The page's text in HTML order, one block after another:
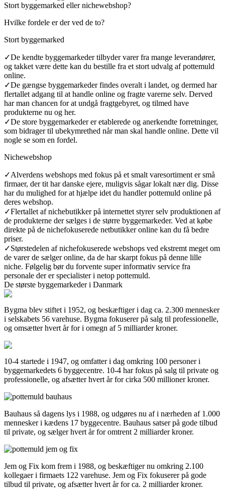
Stort byggemarked eller nichewebshop?
Hvilke fordele er der ved de to?
Stort byggemarked
✓De kendte byggemarkeder tilbyder varer fra mange leverandører,
og takket være dette kan du bestille fra et stort udvalg af pottemuld
online.
✓De gængse byggemarkeder findes overalt i landet, og dermed har
flertallet adgang til at handle online og fragte varerne selv. Derved
har man chancen for at undgå fragtgebyret, og tilmed have
produkterne nu og her.
✓De store byggemarkeder er etablerede og anerkendte forretninger,
som bidrager til ubekymrethed når man skal handle online. Dette vil
nogle se som en fordel.
Nichewebshop
✓Alverdens webshops med fokus på et smalt varesortiment er små
firmaer, der tit har danske ejere, muligvis sågar lokalt nær dig. Disse
har du mulighed for at hjælpe idet du handler pottemuld online på
deres webshop.
✓Flertallet af nichebutikker på internettet styrer selv produktionen af
de produkterne der sælges i de større byggemarkeder. Ved at købe
direkte på de nichefokuserede netbutikker online kan du få bedre
priser.
✓Størstedelen af nichefokuserede webshops ved ekstremt meget om
de varer de sælger online, da de har skarpt fokus på denne lille
niche. Følgelig bør du forvente super informativ service fra
personale der er specialister i netop pottemuld.
De største byggemarkeder i Danmark
Bygma blev stiftet i 1952, og beskæftiger i dag ca. 2.300 mennesker
i selskabets 56 varehuse. Bygma fokuserer på salg til professionelle,
og omsætter hvert år for i omegn af 5 milliarder kroner.
10-4 startede i 1947, og omfatter i dag omkring 100 personer i
byggemarkedets 6 byggecentre. 10-4 har fokus på salg til private og
professionelle, og afsætter hvert år for cirka 500 millioner kroner.
Bauhaus så dagens lys i 1988, og udgøres nu af i nærheden af 1.000
mennesker i kædens 17 byggecentre. Bauhaus satser på gode tilbud
til private, og sælger hvert år for omtrent 2 milliarder kroner.
Jem og Fix kom frem i 1988, og beskæftiger nu omkring 2.100
kollegaer i firmaets 122 varehuse. Jem og Fix fokuserer på gode
tilbud til private, og afsætter hvert år for ca. 2 milliarder kroner.